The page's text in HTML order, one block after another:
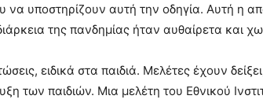
να υποστηρίζουν αυτή την οδηγία. Αυτή η
της πανδημίας ήταν αυθαίρετα και
ειδικά στα παιδιά. Μελέτες έχουν
των παιδιών. Μια μελέτη του Εθνικού